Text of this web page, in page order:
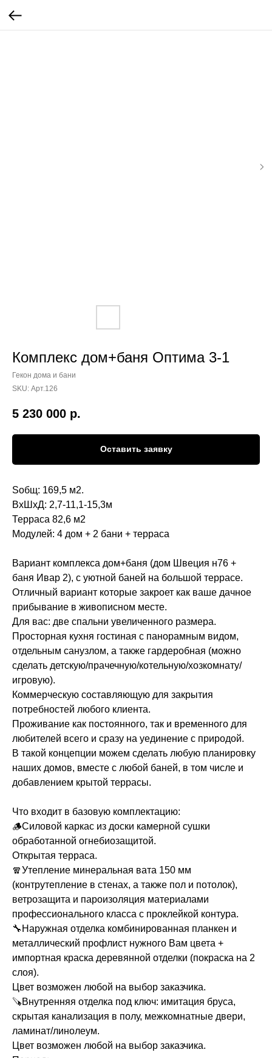
Комплекс дом+баня Оптима 3-1
Гекон дома и бани
SKU: Арт.126
5 230 000 р.
Оставить заявку
Sобщ: 169,5 м2.
ВхШхД: 2,7-11,1-15,3м
Терраса 82,6 м2
Модулей: 4 дом + 2 бани + терраса
Вариант комплекса дом+баня (дом Швеция н76 +
баня Ивар 2), с уютной баней на большой террасе.
Отличный вариант которые закроет как ваше дачное
прибывание в живописном месте.
Для вас: две спальни увеличенного размера.
Просторная кухня гостиная с панорамным видом,
отдельным санузлом, а также гардеробная (можно
сделать детскую/прачечную/котельную/хозкомнату/
игровую).
Коммерческую составляющую для закрытия
потребностей любого клиента.
Проживание как постоянного, так и временного для
любителей всего и сразу на уединение с природой.
В такой концепции можем сделать любую планировку
наших домов, вместе с любой баней, в том числе и
добавлением крытой террасы.
Что входит в базовую комплектацию:
🪵Силовой каркас из доски камерной сушки
обработанной огнебиозащитой.
Открытая терраса.
🧣Утепление минеральная вата 150 мм
(контрутепление в стенах, а также пол и потолок),
ветрозащита и пароизоляция материалами
профессионального класса с проклейкой контура.
🔧Наружная отделка комбинированная планкен и
металлический профлист нужного Вам цвета +
импортная краска деревянной отделки (покраска на 2
слоя).
Цвет возможен любой на выбор заказчика.
🪚Внутренняя отделка под ключ: имитация бруса,
скрытая канализация в полу, межкомнатные двери,
ламинат/линолеум.
Цвет возможен любой на выбор заказчика.